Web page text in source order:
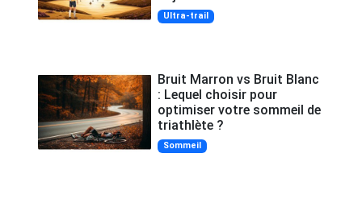
Ultra-trail
Bruit Marron vs Bruit Blanc
: Lequel choisir pour
optimiser votre sommeil de
triathlète ?
Sommeil